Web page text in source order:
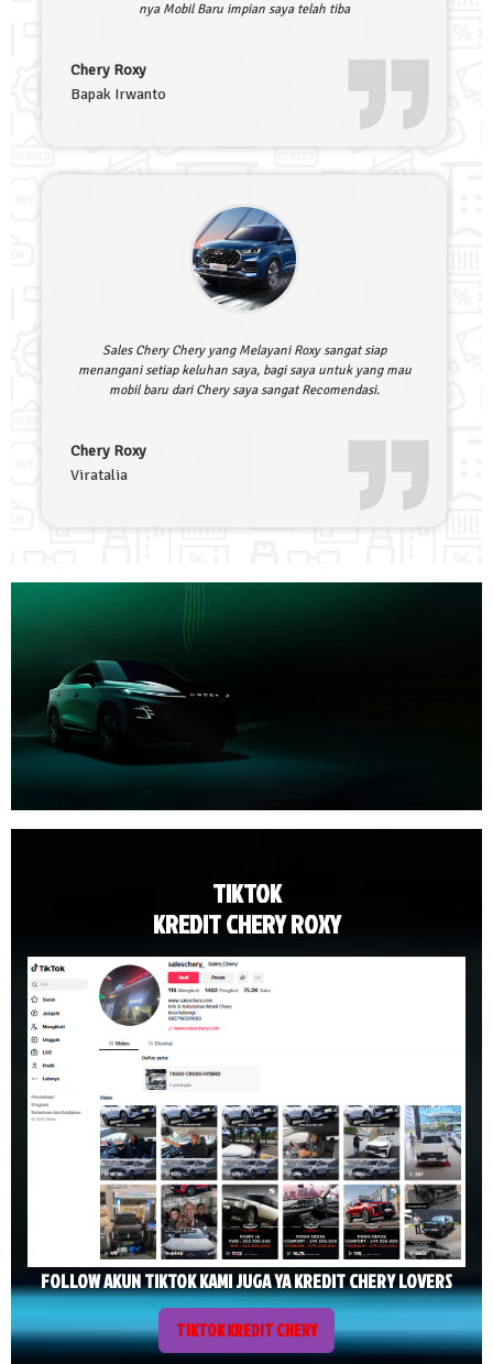
nya Mobil Baru impian saya telah tiba
Chery Roxy
Bapak Irwanto
Sales Chery Chery yang Melayani Roxy sangat siap
menangani setiap keluhan saya, bagi saya untuk yang mau
mobil baru dari Chery saya sangat Recomendasi.
Chery Roxy
Viratalia
TIKTOK
KREDIT CHERY ROXY
FOLLOW AKUN TIKTOK KAMI JUGA YA KREDIT CHERY LOVERS
TIKTOK KREDIT CHERY